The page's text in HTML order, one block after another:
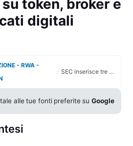
token, broker e
digitali
- RWA -
/ SEC inserisce tre dossier crypto nell’agenda regolatoria su token, broker e mercati digitali
alle tue fonti preferite suGoogle